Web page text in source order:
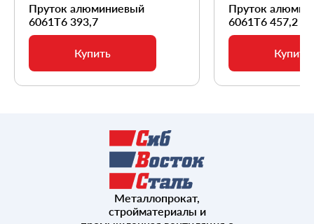
Пруток алюминиевый
6061Т6 393,7
Купить
Пруток
6061Т6 457,2
Купить
Металлопрокат,
стройматериалы и